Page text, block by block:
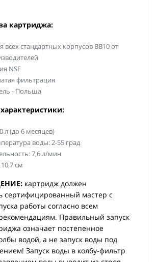
картриджа:
всех стандартных корпусов BB10 от
NSF
фильтрация
- Польша
л (до 6 месяцев)
воды: 2-55 град
7,6 л/мин
см
картридж должен
сертифицированный мастер с
работы согласно всем
Правильный запуск
означает постепенное
водой, а не запуск воды под
Запуск воды в колбу-фильтр